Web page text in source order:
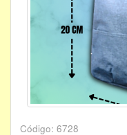
Código: 6728